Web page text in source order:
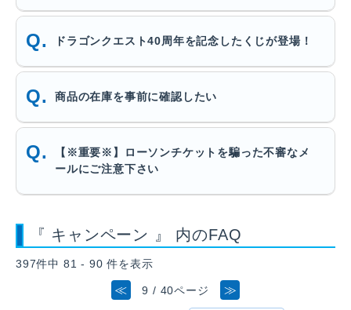
ドラゴンクエスト40周年を記念したくじが登場！
商品の在庫を事前に確認したい
【※重要※】ローソンチケットを騙った不審なメ
ールにご注意下さい
『 キャンペーン 』 内のFAQ
397件中 81 - 90 件を表示
≪ 9 / 40ページ ≫